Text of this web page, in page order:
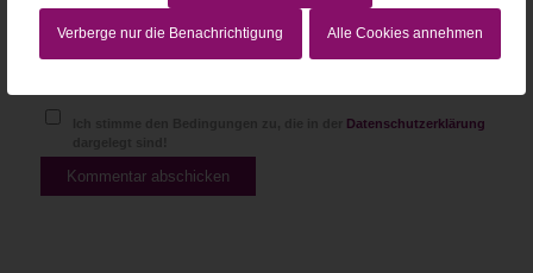
Verberge nur die Benachrichtigung Alle Cookies annehmen
Datenschutzerklärung